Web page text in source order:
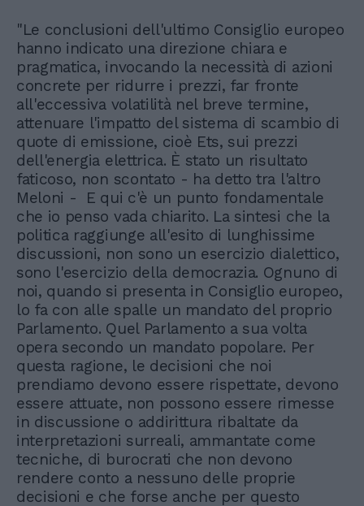
"Le conclusioni dell'ultimo Consiglio europeo
hanno indicato una direzione chiara e
pragmatica, invocando la necessità di azioni
concrete per ridurre i prezzi, far fronte
all'eccessiva volatilità nel breve termine,
attenuare l'impatto del sistema di scambio di
quote di emissione, cioè Ets, sui prezzi
dell'energia elettrica. È stato un risultato
faticoso, non scontato - ha detto tra l'altro
Meloni - E qui c'è un punto fondamentale
che io penso vada chiarito. La sintesi che la
politica raggiunge all'esito di lunghissime
discussioni, non sono un esercizio dialettico,
sono l'esercizio della democrazia. Ognuno di
noi, quando si presenta in Consiglio europeo,
lo fa con alle spalle un mandato del proprio
Parlamento. Quel Parlamento a sua volta
opera secondo un mandato popolare. Per
questa ragione, le decisioni che noi
prendiamo devono essere rispettate, devono
essere attuate, non possono essere rimesse
in discussione o addirittura ribaltate da
interpretazioni surreali, ammantate come
tecniche, di burocrati che non devono
rendere conto a nessuno delle proprie
decisioni e che forse anche per questo